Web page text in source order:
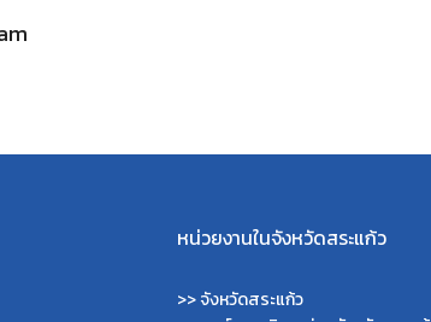
หน่วยงานในจังหวัดสระแก้ว
>>จังหวัดสระแก้ว